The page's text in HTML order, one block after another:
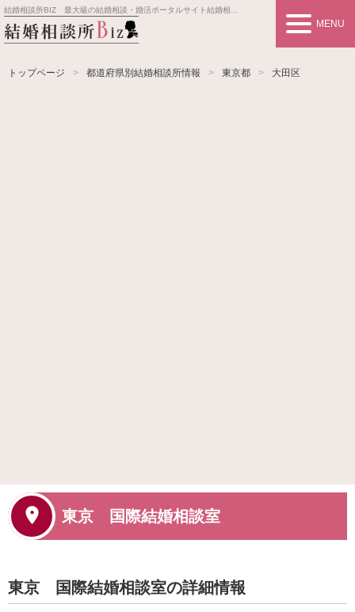
結婚相談所BIZ 最大級の結婚相談・婚活ポータルサイト結婚相談所事業者情報や婚活お見合いの悩み、対策を紹介します。
MENU
トップページ 都道府県別結婚相談所情報 東京都 大田区
東京 国際結婚相談室
東京 国際結婚相談室の詳細情報